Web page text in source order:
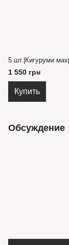
1 550 грн
Купить
Обсуждение